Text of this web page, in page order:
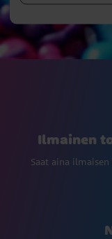
Ilmainen
Saat aina